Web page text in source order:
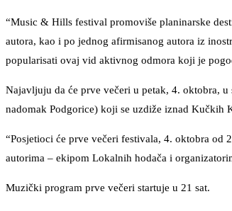
“Music & Hills festival promoviše planinarske
autora, kao i po jednog afirmisanog autora iz
popularisati ovaj vid aktivnog odmora koji je
Najavljuju da će prve večeri u petak, 4. oktobra,
nadomak Podgorice) koji se uzdiže iznad Kučkih
“Posjetioci će prve večeri festivala, 4. oktobra od
autorima – ekipom Lokalnih hodača i
Muzički program prve večeri startuje u 21 sat.